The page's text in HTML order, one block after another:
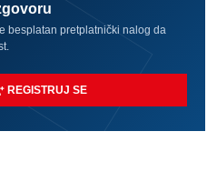
besplatan pretplatnički nalog da
REGISTRUJ SE